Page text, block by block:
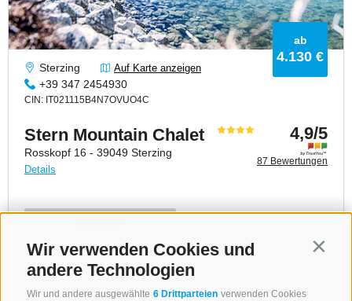
Wir verwenden Cookies und
andere Technologien
Wir und andere ausgewählte 6 Drittparteien verwenden Cookies